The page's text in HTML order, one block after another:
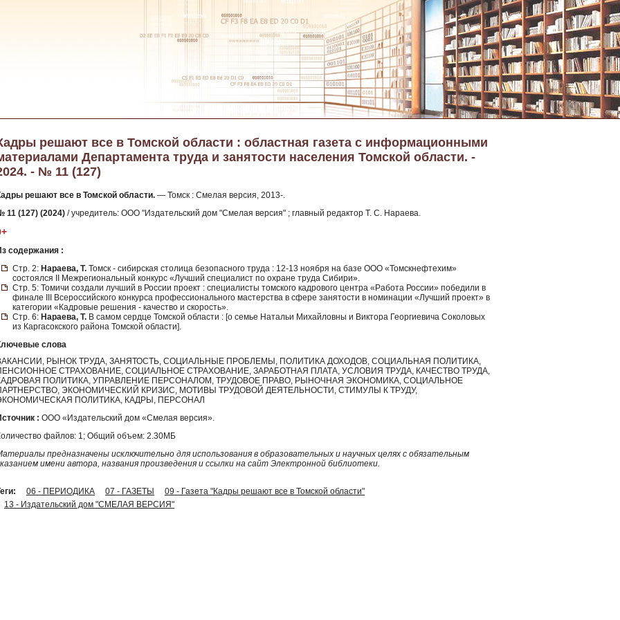
решают все в Томской области : областная газета с информационными
Департамента труда и занятости населения Томской области. -
- № 11 (127)
решают все в Томской области. — Томск : Смелая версия, 2013-.
11 (127) (2024) / учредитель: ООО "Издательский дом "Смелая версия" ; главный редактор Т. С. Нараева.
содержания :
Стр. 2: Нараева, Т. Томск - сибирская столица безопасного труда : 12-13 ноября на базе ООО «Томскнефтехим»
состоялся II Межрегиональный конкурс «Лучший специалист по охране труда Сибири».
Стр. 5: Томичи создали лучший в России проект : специалисты томского кадрового центра «Работа России» победили в
финале III Всероссийского конкурса профессионального мастерства в сфере занятости в номинации «Лучший проект» в
категории «Кадровые решения - качество и скорость».
Стр. 6: Нараева, Т. В самом сердце Томской области : [о семье Натальи Михайловны и Виктора Георгиевича Соколовых
из Каргасокского района Томской области].
слова
РЫНОК ТРУДА, ЗАНЯТОСТЬ, СОЦИАЛЬНЫЕ ПРОБЛЕМЫ, ПОЛИТИКА ДОХОДОВ, СОЦИАЛЬНАЯ ПОЛИТИКА,
СТРАХОВАНИЕ, СОЦИАЛЬНОЕ СТРАХОВАНИЕ, ЗАРАБОТНАЯ ПЛАТА, УСЛОВИЯ ТРУДА, КАЧЕСТВО ТРУДА,
ПОЛИТИКА, УПРАВЛЕНИЕ ПЕРСОНАЛОМ, ТРУДОВОЕ ПРАВО, РЫНОЧНАЯ ЭКОНОМИКА, СОЦИАЛЬНОЕ
ЭКОНОМИЧЕСКИЙ КРИЗИС, МОТИВЫ ТРУДОВОЙ ДЕЯТЕЛЬНОСТИ, СТИМУЛЫ К ТРУДУ,
ПОЛИТИКА, КАДРЫ, ПЕРСОНАЛ
: ООО «Издательский дом «Смелая версия».
файлов: 1; Общий объем: 2.30МБ
предназначены исключительно для использования в образовательных и научных целях с обязательным
имени автора, названия произведения и ссылки на сайт Электронной библиотеки.
06 - ПЕРИОДИКА 07 - ГАЗЕТЫ
09 - Газета "Кадры решают все в Томской области"
13 - Издательский дом "СМЕЛАЯ ВЕРСИЯ"